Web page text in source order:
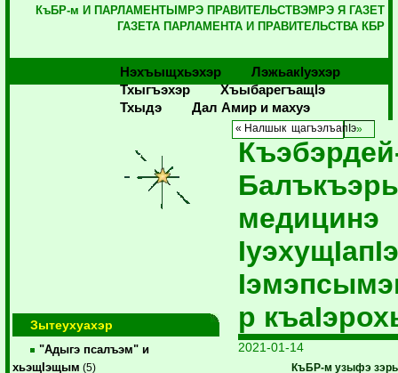
КъБР-м И ПАРЛАМЕНТЫМРЭ ПРАВИТЕЛЬСТВЭМРЭ Я ГАЗЕТ
ГАЗЕТА ПАРЛАМЕНТА И ПРАВИТЕЛЬСТВА КБР
Нэхъыщхьэхэр
Лэжьакlуэхэр
Тхыгъэхэр
Хъыбарегъащlэ
Тхыдэ
Дал Амир и махуэ
Зытеухуахэр
"Адыгэ псалъэм" и
хьэщIэщым (5)
« Налшык щагъэлъапIэ
медицинэ
р
2021-01-14
КъБР-м узыфэ